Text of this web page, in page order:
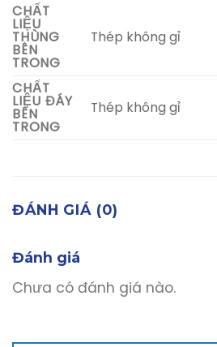
CHẤT
LIỆU
THÙNG
BÊN
TRONG
Thép không gỉ
CHẤT
LIỆU ĐÁY
BÊN
TRONG
Thép không gỉ
ĐÁNH GIÁ (0)
Đánh giá
Chưa có đánh giá nào.